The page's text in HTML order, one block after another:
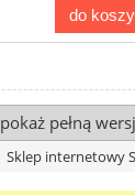
do
pokaż pełną
Sklep internetowy